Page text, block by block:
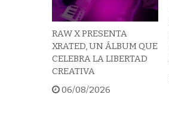
RAW X PRESENTA
XRATED, UN ÁLBUM QUE
CELEBRA LA LIBERTAD
CREATIVA
06/08/2026